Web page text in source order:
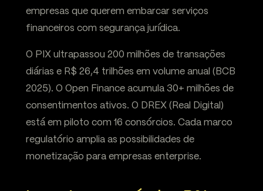
empresas que querem embarcar serviços
financeiros com segurança jurídica.
O PIX ultrapassou 200 milhões de transações
diárias e R$ 26,4 trilhões em volume anual (BCB
2025). O Open Finance acumula 30+ milhões de
consentimentos ativos. O DREX (Real Digital)
está em piloto com 16 consórcios. Cada marco
regulatório amplia as possibilidades de
monetização para empresas enterprise.